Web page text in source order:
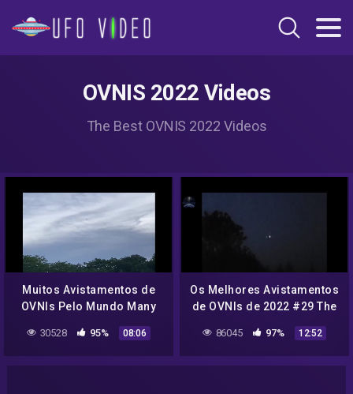
OVNIS 2022 Videos
The Best OVNIS 2022 Videos
Muitos Avistamentos de
OVNIs Pelo Mundo Many
World
30528 95% 08:06
Os Melhores Avistamentos
de OVNIs de 2022 #29 The
#29
86045 97% 12:52